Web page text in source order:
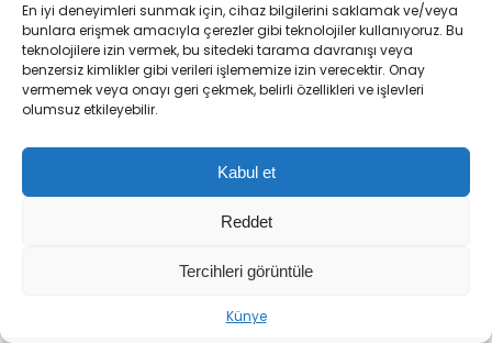
En iyi deneyimleri sunmak için, cihaz bilgilerini saklamak ve/veya
bunlara erişmek amacıyla çerezler gibi teknolojiler kullanıyoruz. Bu
teknolojilere izin vermek, bu sitedeki tarama davranışı veya
benzersiz kimlikler gibi verileri işlememize izin verecektir. Onay
vermemek veya onayı geri çekmek, belirli özellikleri ve işlevleri
olumsuz etkileyebilir.
Kabul et
Reddet
Tercihleri görüntüle
Künye